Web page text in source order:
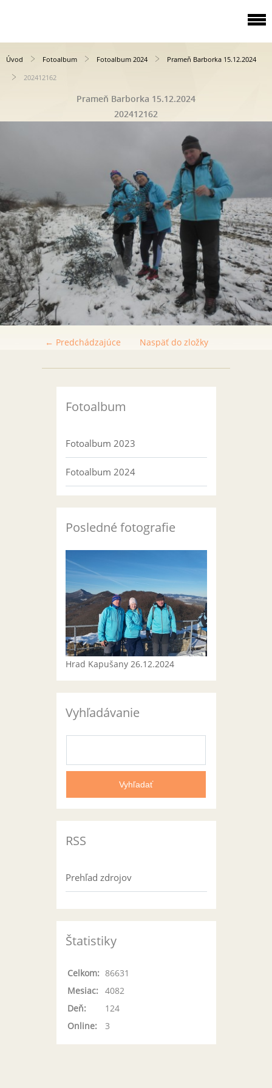
Úvod Fotoalbum Fotoalbum 2024
Prameň Barborka 15.12.2024
202412162
Prameň Barborka 15.12.2024
202412162
← Predchádzajúce Naspäť do zložky
Fotoalbum
Fotoalbum 2023
Fotoalbum 2024
Posledné fotografie
Hrad Kapušany 26.12.2024
Vyhľadávanie
RSS
Prehľad zdrojov
Štatistiky
Online: 3
Celkom: 86631
Mesiac:
4082
Deň:
124